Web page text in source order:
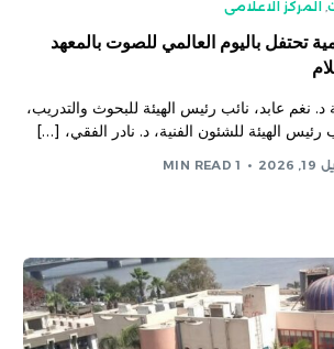
, المركز الاعلامى
تحتفل باليوم العالمي للصوت بالمعهد
د. نغم عابد، نائب رئيس الهيئة للبحوث والتدريب،
الهيئة للشئون الفنية، د. نادر الفقي، […]
2026
1 MIN READ